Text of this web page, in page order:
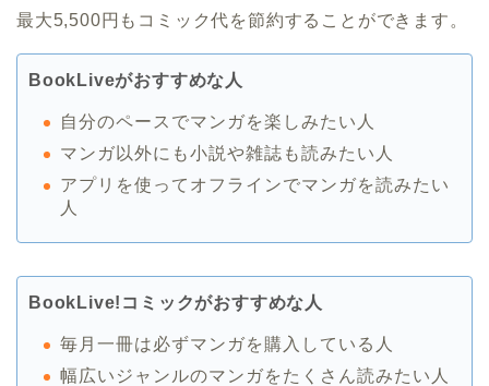
最大5,500円もコミック代を節約することができます。
BookLiveがおすすめな人
自分のペースでマンガを楽しみたい人
マンガ以外にも小説や雑誌も読みたい人
アプリを使ってオフラインでマンガを読みたい
人
BookLive!コミックがおすすめな人
毎月一冊は必ずマンガを購入している人
幅広いジャンルのマンガをたくさん読みたい人